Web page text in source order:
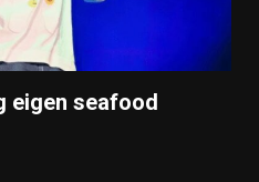
eigen seafood